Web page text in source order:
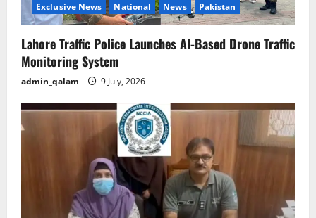
Exclusive News National News Pakistan
Lahore Traffic Police Launches AI-Based Drone Traffic
Monitoring System
admin_qalam 9 July, 2026